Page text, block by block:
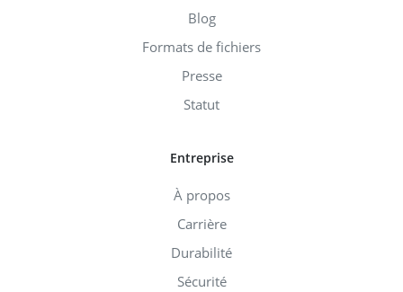
Blog
Formats de fichiers
Presse
Statut
Entreprise
À propos
Carrière
Durabilité
Sécurité